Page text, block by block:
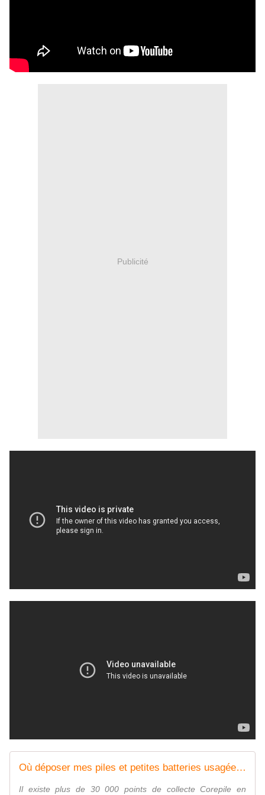
Publicité
Où déposer mes piles et petites batteries usagées ? - Je recycle mes piles
Il existe plus de 30 000 points de collecte Corepile en